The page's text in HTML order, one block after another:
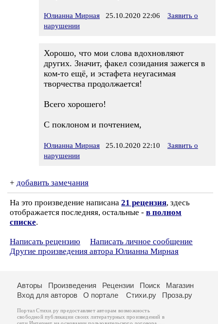
Юлианна Мирная 25.10.2020 22:06
Заявить о
нарушении
Хорошо, что мои слова вдохновляют
других. Значит, факел созидания зажегся в
ком-то ещё, и эстафета неугасимая
творчества продолжается!
Всего хорошего!
С поклоном и почтением,
Юлианна Мирная 25.10.2020 22:10
Заявить о
нарушении
+ добавить замечания
На это произведение написана 21 рецензия, здесь
отображается последняя, остальные - в полном
списке.
Написать рецензию
Написать личное сообщение
Другие произведения автора Юлианна Мирная
Авторы Произведения Рецензии Поиск
Магазин
Вход для авторов
О портале Стихи.ру Проза.ру
Портал Стихи.ру предоставляет авторам возможность
свободной публикации своих литературных произведений в